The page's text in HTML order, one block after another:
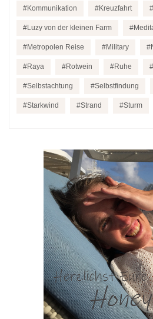
Kommunikation Kreuzfahrt
Luzy von der kleinen Farm
Metropolen Reise Military
Raya Rotwein Ruhe
Selbstachtung Selbstfindung
Starkwind Strand Sturm